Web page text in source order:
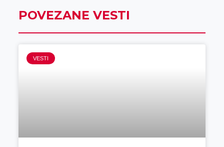
POVEZANE VESTI
VESTI